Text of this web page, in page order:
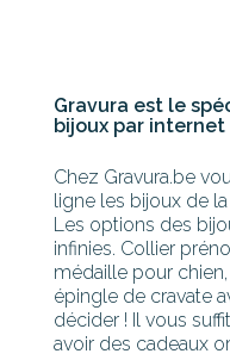
Gravura est le
bijoux par internet
Chez Gravura.be
ligne les bijoux de
Les options des
infinies. Collier
médaille pour
épingle de cravate
décider ! Il vous
avoir des cadeaux